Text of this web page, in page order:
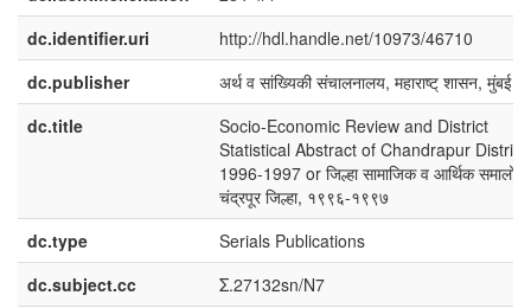
dc.identifier.uri
http://hdl.handle.net/10973/46710
dc.publisher
अर्थ व सांख्यिकी संचालनालय, महाराष्ट् शासन, मुंबई
dc.title
Socio-Economic Review and District
Statistical Abstract of Chandrapur District,
1996-1997 or जिल्हा सामाजिक व आर्थिक
चंद्रपूर जिल्हा, १९९६-१९९७
dc.type
Serials Publications
dc.subject.cc
Σ.27132sn/N7